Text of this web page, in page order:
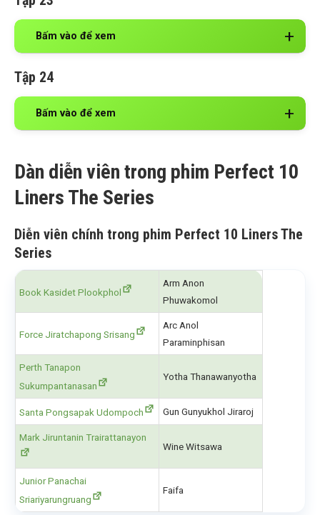
Bấm vào để xem
Tập 24
Bấm vào để xem
Dàn diễn viên trong phim Perfect 10
Liners The Series
Diễn viên chính trong phim Perfect 10 Liners The
Series
Book Kasidet Plookphol
Arm Anon
Phuwakomol
Force Jiratchapong Srisang
Arc Anol
Paraminphisan
Perth Tanapon
Sukumpantanasan
Yotha Thanawanyotha
Santa Pongsapak Udompoch Gun Gunyukhol Jiraroj
Mark Jiruntanin Trairattanayon
Wine Witsawa
Junior Panachai
Sriariyarungruang
Faifa